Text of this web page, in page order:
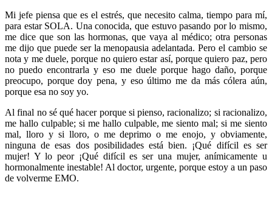
Mi jefe piensa que es el estrés, que necesito calma, tiempo para mí,
para estar SOLA. Una conocida, que estuvo pasando por lo mismo,
me dice que son las hormonas, que vaya al médico; otra personas
me dijo que puede ser la menopausia adelantada. Pero el cambio se
nota y me duele, porque no quiero estar así, porque quiero paz, pero
no puedo encontrarla y eso me duele porque hago daño, porque
preocupo, porque doy pena, y eso último me da más cólera aún,
porque esa no soy yo.
Al final no sé qué hacer porque si pienso, racionalizo; si racionalizo,
me hallo culpable; si me hallo culpable, me siento mal; si me siento
mal, lloro y si lloro, o me deprimo o me enojo, y obviamente,
ninguna de esas dos posibilidades está bien. ¡Qué difícil es ser
mujer! Y lo peor ¡Qué difícil es ser una mujer, anímicamente u
hormonalmente inestable! Al doctor, urgente, porque estoy a un paso
de volverme EMO.